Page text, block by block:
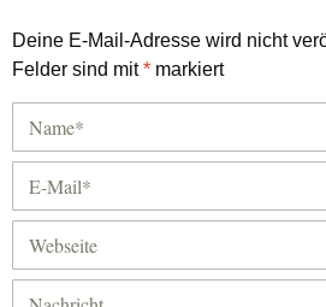
Deine E-Mail-Adresse wird nicht
Felder sind mit* markiert